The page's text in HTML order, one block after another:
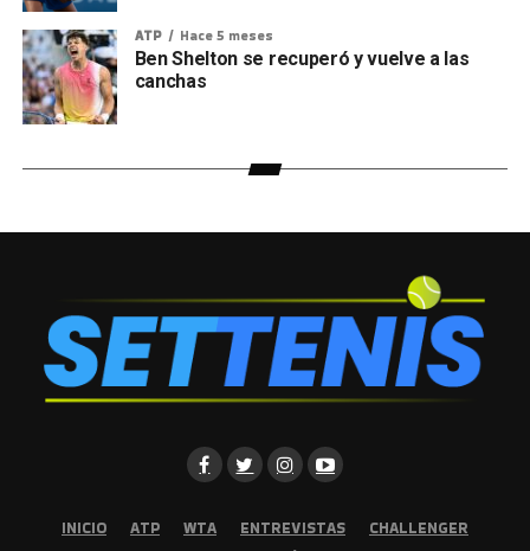
ATP Hace 5 meses
Ben Shelton se recuperó y vuelve a las
canchas
INICIO ATP WTA ENTREVISTAS
CHALLENGER